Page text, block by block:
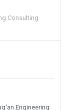
Consulting
Engineering